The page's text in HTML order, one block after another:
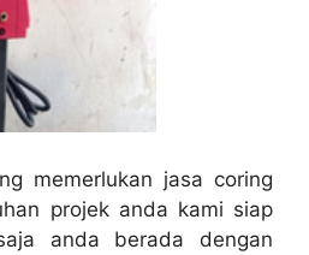
memerlukan jasa coring
projek anda kami siap
anda berada dengan